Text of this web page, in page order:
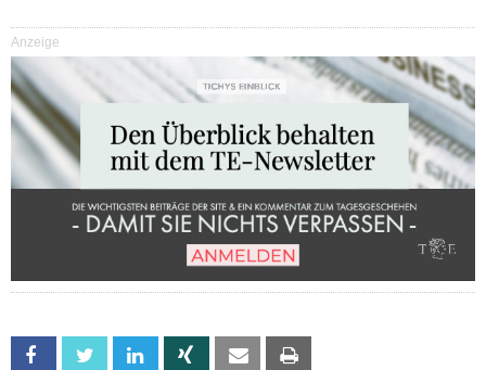
Anzeige
Facebook Twitter Linkedin Xing Email